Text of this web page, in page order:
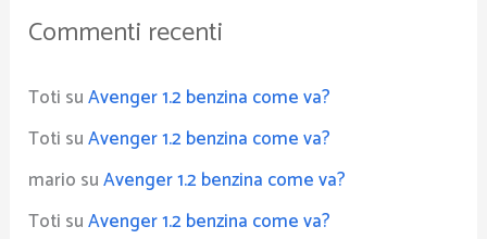
Commenti recenti
Toti suAvenger 1.2 benzina come va?
Toti suAvenger 1.2 benzina come va?
mario suAvenger 1.2 benzina come va?
Toti suAvenger 1.2 benzina come va?